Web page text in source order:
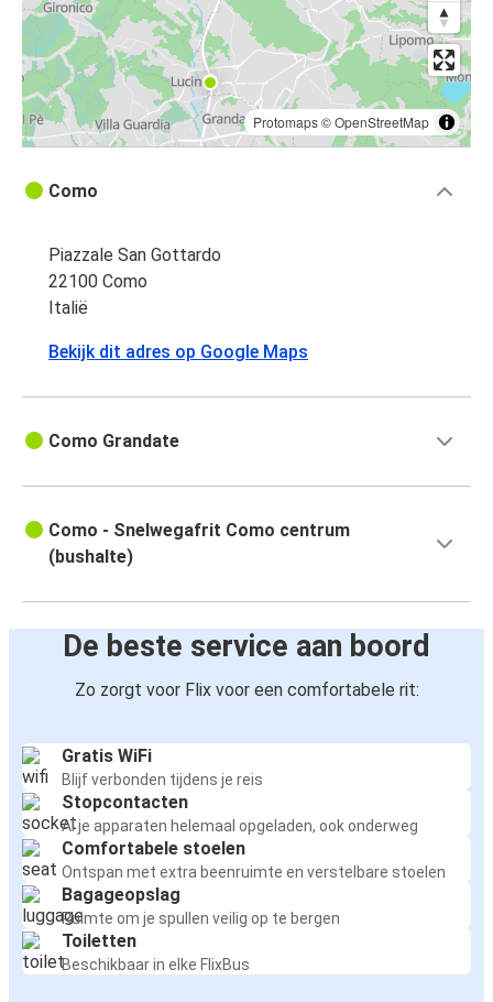
Protomaps©OpenStreetMap
Como
Piazzale San Gottardo
22100 Como
Italië
Bekijk dit adres op Google Maps
Como Grandate
Como - Snelwegafrit Como centrum
(bushalte)
De beste service aan boord
Zo zorgt voor Flix voor een comfortabele rit:
Gratis WiFi
Blijf verbonden tijdens je reis
Stopcontacten
Al je apparaten helemaal opgeladen, ook onderweg
Comfortabele stoelen
Ontspan met extra beenruimte en verstelbare stoelen
Bagageopslag
Ruimte om je spullen veilig op te bergen
Toiletten
Beschikbaar in elke FlixBus